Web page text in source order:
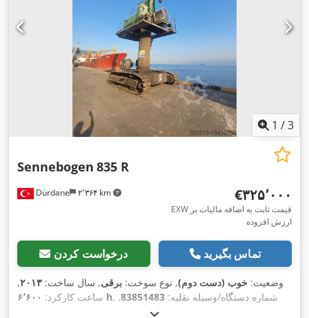
1 /3
Dürdane ۲٬۳۶۴ km
Sennebogen 835 R
‎€۳۲۵٬۰۰۰
EXW قیمت ثابت به اضافه مالیات بر
ارزش افزوده
درخواست کردن تماس بگیرید
وضعیت: خوب (دست دوم), نوع سوخت: برقی, سال ساخت: ۲۰۱۳,
ساعت کارکرد: ۶٬۶۰۰ h , شماره دستگاه/وسیله نقلیه: 83851483
,